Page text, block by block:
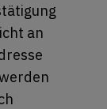
an